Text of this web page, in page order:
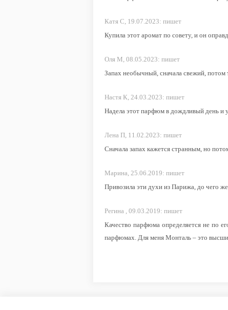
Катя С, 19.07.2023: пишет
Купила этот аромат по совету, и он
Оля М, 08.05.2023: пишет
Запах необычный, сначала свежий,
Настя К, 24.03.2023: пишет
Надела этот парфюм в дождливый день и
Лена П, 11.02.2023: пишет
Сначала запах кажется странным, но
Марина, 25.06.2019: пишет
Привозила эти духи из Парижа, до чего
Регина , 09.03.2019: пишет
Качество парфюма определяется не по
парфюмах. Для меня Монталь – это